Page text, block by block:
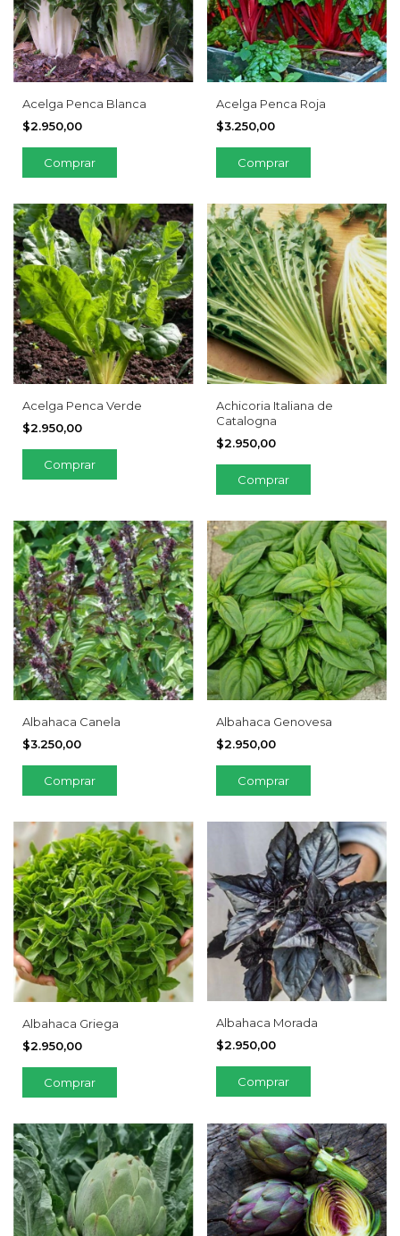
Acelga Penca Blanca
$2.950,00
Comprar
Acelga Penca Roja
$3.250,00
Acelga Penca Verde
$2.950,00
Achicoria Italiana de
Catalogna
$2.950,00
Albahaca Canela
$3.250,00
Albahaca Genovesa
$2.950,00
Comprar
Albahaca Griega
$2.950,00
Albahaca Morada
$2.950,00